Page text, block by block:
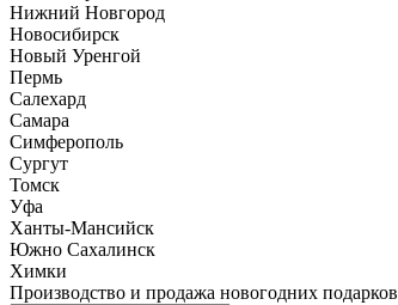
Нижний Новгород
Новосибирск
Новый Уренгой
Пермь
Салехард
Самара
Симферополь
Сургут
Томск
Уфа
Ханты-Мансийск
Южно Сахалинск
Химки
Производство и продажа новогодних подарков